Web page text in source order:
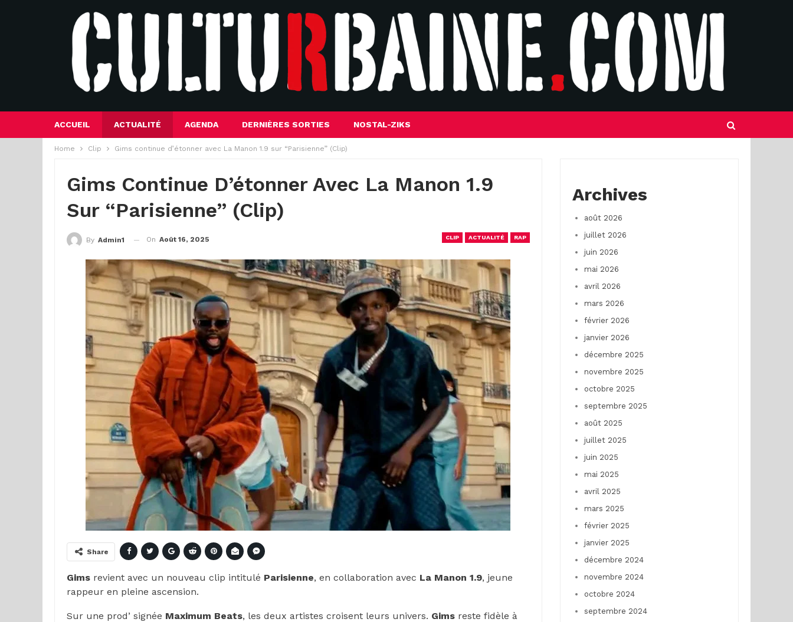
ACCUEIL ACTUALITÉ AGENDA DERNIÈRES SORTIES NOSTAL-ZIKS
Home Clip Gims continue d’étonner avec La Manon 1.9 sur “Parisienne” (Clip)
Gims Continue D’étonner Avec La Manon 1.9
Sur “Parisienne” (Clip)
CLIP ACTUALITÉ RAP
By Admin1 On Août 16, 2025
Share
Gims revient avec un nouveau clip intitulé Parisienne, en collaboration avec La Manon 1.9, jeune
rappeur en pleine ascension.
Sur une prod’ signée Maximum Beats, les deux artistes croisent leurs univers. Gims reste fidèle à
Archives
août 2026
juillet 2026
juin 2026
mai 2026
avril 2026
mars 2026
février 2026
janvier 2026
décembre 2025
novembre 2025
octobre 2025
septembre 2025
août 2025
juillet 2025
juin 2025
mai 2025
avril 2025
mars 2025
février 2025
janvier 2025
décembre 2024
novembre 2024
octobre 2024
septembre 2024